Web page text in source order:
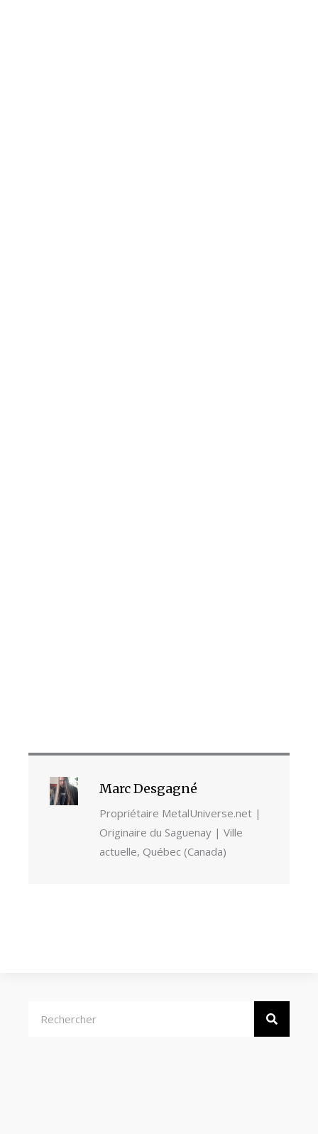
Marc Desgagné
Propriétaire MetalUniverse.net |
Originaire du Saguenay | Ville
actuelle, Québec (Canada)